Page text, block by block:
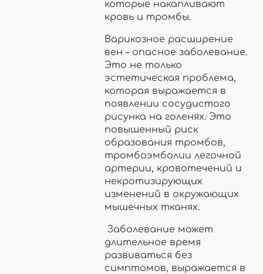
которые накапливают
кровь и тромбы.
Варикозное расширение
вен – опасное заболевание.
Это не только
эстетическая проблема,
которая выражается в
появлении сосудистого
рисунка на голенях. Это
повышенный риск
образования тромбов,
тромбоэмболии легочной
артерии, кровотечений и
некротизирующих
изменений в окружающих
мышечных тканях.
Заболевание может
длительное время
развиваться без
симптомов, выражается в